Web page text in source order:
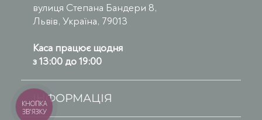
вулиця Степана Бандери 8,
Львів, Україна, 79013
Каса працює щодня
з 13:00 до 19:00
ІНФОРМАЦІЯ
КНОПКА
ЗВ'ЯЗКУ